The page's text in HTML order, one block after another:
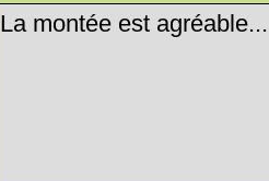
La montée est agréable...